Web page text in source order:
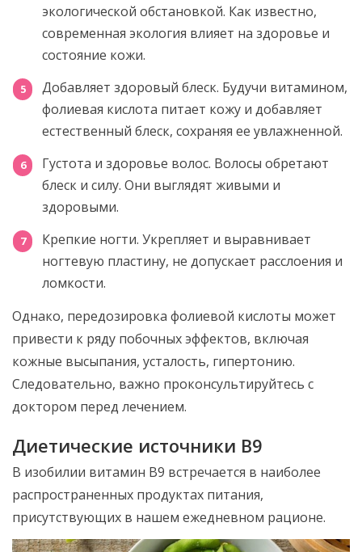
экологической обстановкой. Как известно,
современная экология влияет на здоровье и
состояние кожи.
Добавляет здоровый блеск. Будучи витамином,
фолиевая кислота питает кожу и добавляет
естественный блеск, сохраняя ее увлажненной.
Густота и здоровье волос. Волосы обретают
блеск и силу. Они выглядят живыми и
здоровыми.
Крепкие ногти. Укрепляет и выравнивает
ногтевую пластину, не допускает расслоения и
ломкости.
Однако, передозировка фолиевой кислоты может
привести к ряду побочных эффектов, включая
кожные высыпания, усталость, гипертонию.
Следовательно, важно проконсультируйтесь с
доктором перед лечением.
Диетические источники B9
В изобилии витамин В9 встречается в наиболее
распространенных продуктах питания,
присутствующих в нашем ежедневном рационе.